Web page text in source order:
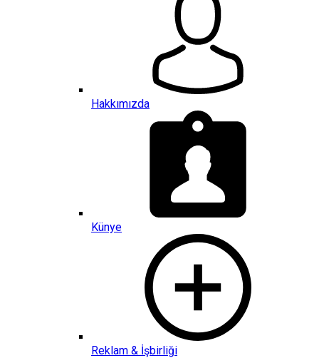
Hakkımızda
Künye
Reklam & İşbirliği